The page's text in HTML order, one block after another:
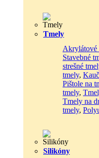
Tmely
Akrylátové
Stavebné
strešné
tmely,
Pištole na
tmely,
Tmely na
tmely,
Silikóny